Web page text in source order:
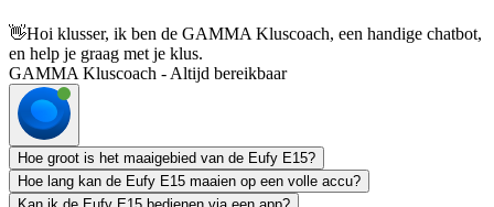
👋Hoi klusser, ik ben de GAMMA Kluscoach, een handige chatbot,
en help je graag met je klus.
GAMMA Kluscoach - Altijd bereikbaar
Hoe groot is het maaigebied van de Eufy E15?
Hoe lang kan de Eufy E15 maaien op een volle accu?